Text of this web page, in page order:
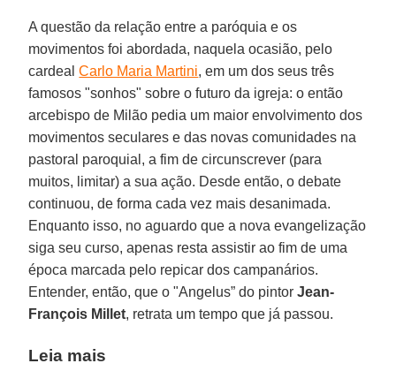
A questão da relação entre a paróquia e os
movimentos foi abordada, naquela ocasião, pelo
cardealCarlo Maria Martini, em um dos seus três
famosos "sonhos" sobre o futuro da igreja: o então
arcebispo de Milão pedia um maior envolvimento dos
movimentos seculares e das novas comunidades na
pastoral paroquial, a fim de circunscrever (para
muitos, limitar) a sua ação. Desde então, o debate
continuou, de forma cada vez mais desanimada.
Enquanto isso, no aguardo que a nova evangelização
siga seu curso, apenas resta assistir ao fim de uma
época marcada pelo repicar dos campanários.
Entender, então, que o "Angelus” do pintorJean-
François Millet, retrata um tempo que já passou.
Leia mais